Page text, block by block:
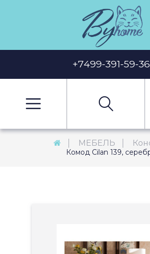
+7499-391-59-36
МЕБЕЛЬ
Комод Cilan 139,